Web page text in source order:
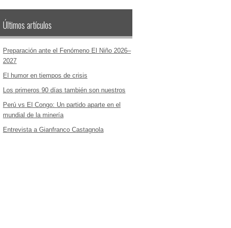
Últimos artículos
Preparación ante el Fenómeno El Niño 2026–
2027
El humor en tiempos de crisis
Los primeros 90 días también son nuestros
Perú vs El Congo: Un partido aparte en el
mundial de la minería
Entrevista a Gianfranco Castagnola